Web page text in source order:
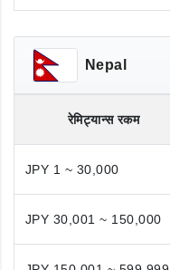
Nepal
रेमिट्यान्स रकम
JPY 1 ~ 30,000
JPY 30,001 ~ 150,000